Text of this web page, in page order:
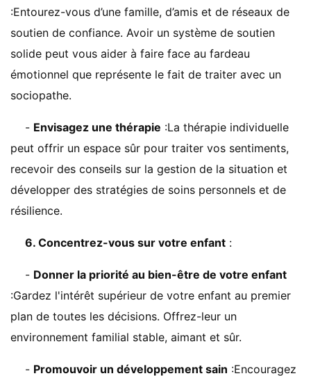
:Entourez-vous d’une famille, d’amis et de réseaux de
soutien de confiance. Avoir un système de soutien
solide peut vous aider à faire face au fardeau
émotionnel que représente le fait de traiter avec un
sociopathe.
- Envisagez une thérapie :La thérapie individuelle
peut offrir un espace sûr pour traiter vos sentiments,
recevoir des conseils sur la gestion de la situation et
développer des stratégies de soins personnels et de
résilience.
6. Concentrez-vous sur votre enfant :
- Donner la priorité au bien-être de votre enfant
:Gardez l'intérêt supérieur de votre enfant au premier
plan de toutes les décisions. Offrez-leur un
environnement familial stable, aimant et sûr.
- Promouvoir un développement sain :Encouragez